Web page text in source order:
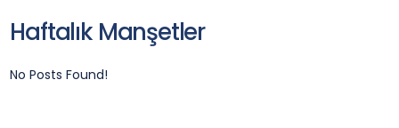
Haftalık Manşetler
No Posts Found!